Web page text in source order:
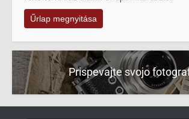
Űrlap megnyitása
Prispevajte svojo